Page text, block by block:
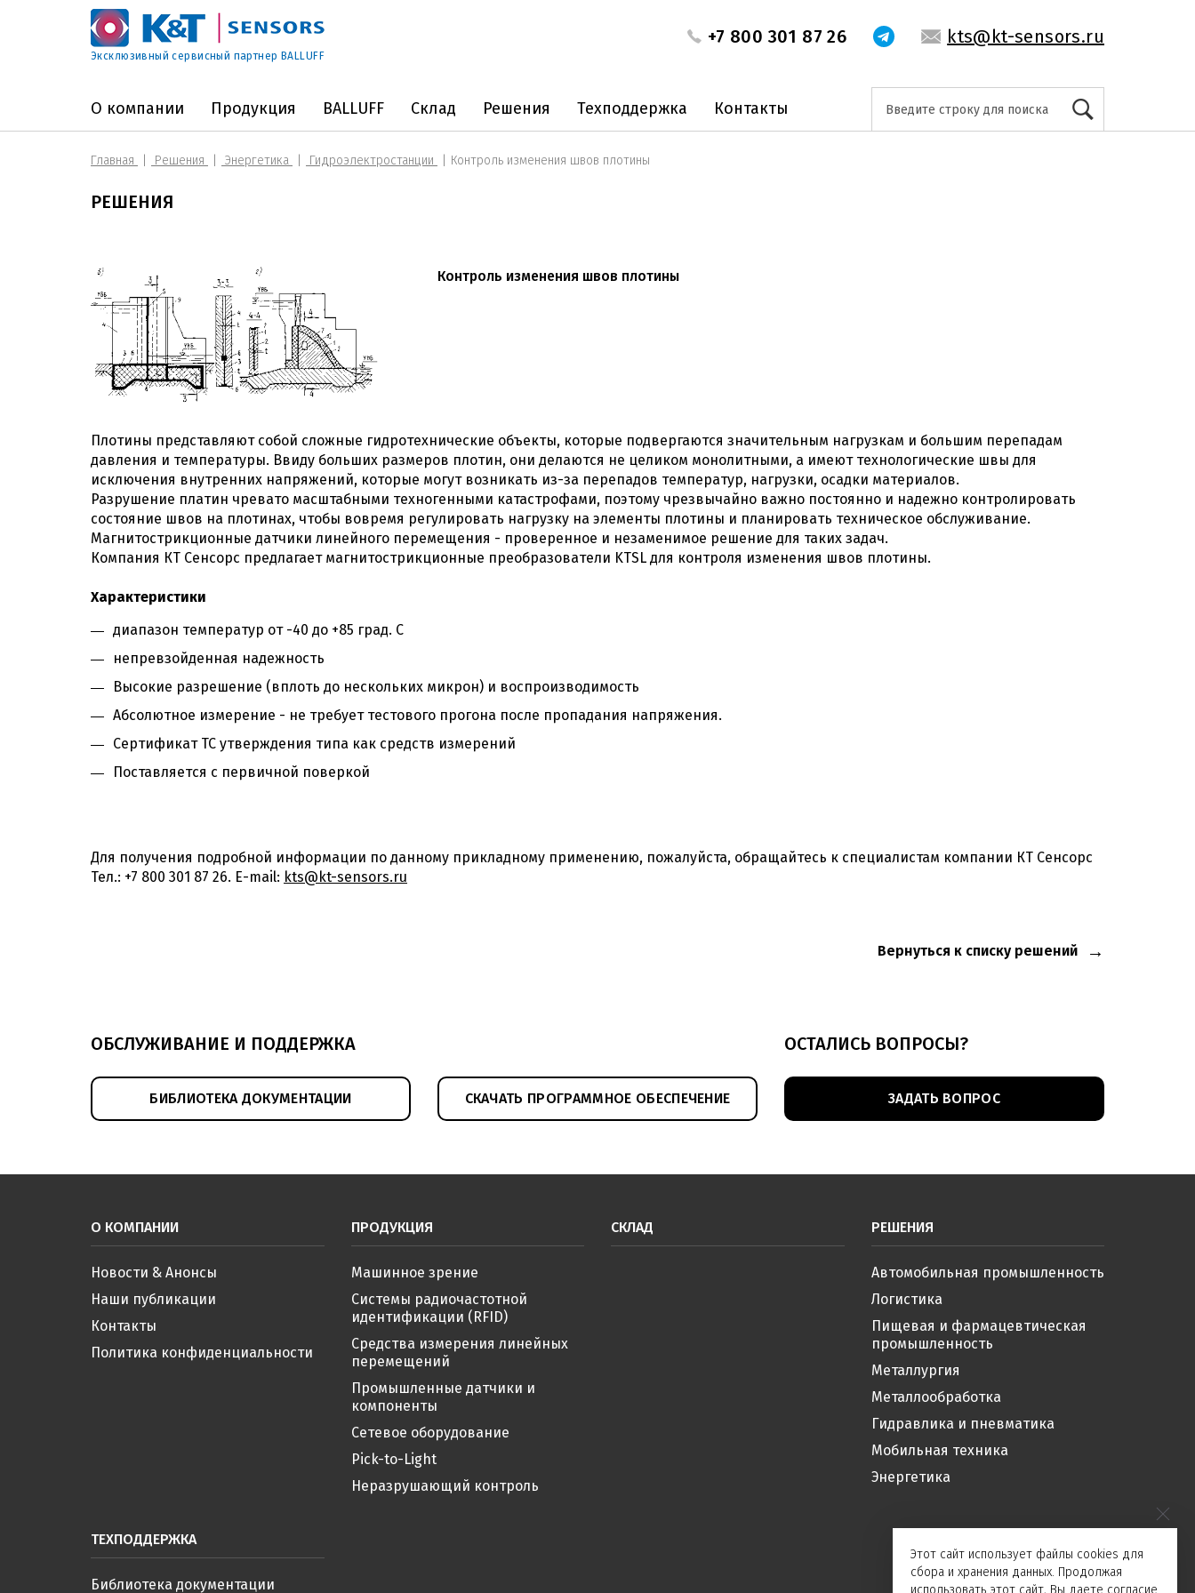
Эксклюзивный сервисный партнер BALLUFF
+7 800 301 87 26 kts@kt-sensors.ru
О компании Продукция BALLUFF Склад Решения Техподдержка Контакты
Главная Решения Энергетика Гидроэлектростанции Контроль изменения швов плотины
РЕШЕНИЯ
Контроль изменения швов плотины
Плотины представляют собой сложные гидротехнические объекты, которые подвергаются значительным нагрузкам и большим перепадам
давления и температуры. Ввиду больших размеров плотин, они делаются не целиком монолитными, а имеют технологические швы для
исключения внутренних напряжений, которые могут возникать из-за перепадов температур, нагрузки, осадки материалов.
Разрушение платин чревато масштабными техногенными катастрофами, поэтому чрезвычайно важно постоянно и надежно контролировать
состояние швов на плотинах, чтобы вовремя регулировать нагрузку на элементы плотины и планировать техническое обслуживание.
Магнитострикционные датчики линейного перемещения - проверенное и незаменимое решение для таких задач.
Компания КТ Сенсорс предлагает магнитострикционные преобразователи KTSL для контроля изменения швов плотины.
Характеристики
диапазон температур от -40 до +85 град. С
непревзойденная надежность
Высокие разрешение (вплоть до нескольких микрон) и воспроизводимость
Абсолютное измерение - не требует тестового прогона после пропадания напряжения.
Сертификат ТС утверждения типа как средств измерений
Поставляется с первичной поверкой
Для получения подробной информации по данному прикладному применению, пожалуйста, обращайтесь к специалистам компании КТ Сенсорс
Тел.: +7 800 301 87 26. E-mail: kts@kt-sensors.ru
Вернуться к списку решений
ОБСЛУЖИВАНИЕ И ПОДДЕРЖКА
БИБЛИОТЕКА ДОКУМЕНТАЦИИ СКАЧАТЬ ПРОГРАММНОЕ ОБЕСПЕЧЕНИЕ
ОСТАЛИСЬ ВОПРОСЫ?
ЗАДАТЬ ВОПРОС
О КОМПАНИИ
Новости & Анонсы
Наши публикации
Контакты
Политика конфиденциальности
ПРОДУКЦИЯ
Машинное зрение
Системы радиочастотной
идентификации (RFID)
Средства измерения линейных
перемещений
Промышленные датчики и
компоненты
Сетевое оборудование
Pick-to-Light
Неразрушающий контроль
СКЛАД РЕШЕНИЯ
Автомобильная промышленность
Логистика
Пищевая и фармацевтическая
промышленность
Металлургия
Металлообработка
Гидравлика и пневматика
Мобильная техника
Энергетика
ТЕХПОДДЕРЖКА
Библиотека документации
Этот сайт использует файлы cookies для
сбора и хранения данных. Продолжая
использовать этот сайт, Вы даете согласие